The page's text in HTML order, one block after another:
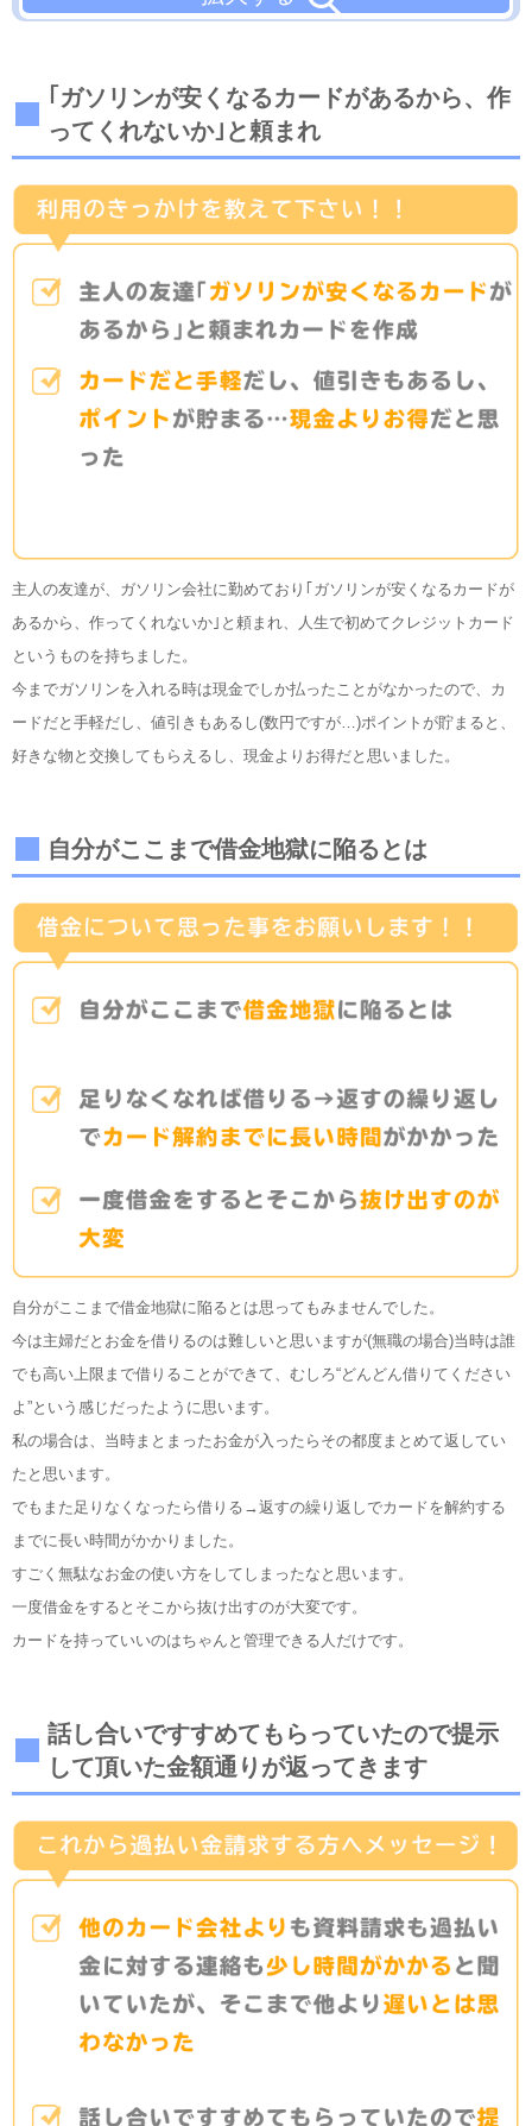
｢ガソリンが安くなるカードがあるから、作
ってくれないか｣と頼まれ
主人の友達が、ガソリン会社に勤めており｢ガソリンが安くなるカードが
あるから、作ってくれないか｣と頼まれ、人生で初めてクレジットカード
というものを持ちました。
今までガソリンを入れる時は現金でしか払ったことがなかったので、カ
ードだと手軽だし、値引きもあるし(数円ですが…)ポイントが貯まると、
好きな物と交換してもらえるし、現金よりお得だと思いました。
自分がここまで借金地獄に陥るとは
自分がここまで借金地獄に陥るとは思ってもみませんでした。
今は主婦だとお金を借りるのは難しいと思いますが(無職の場合)当時は誰
でも高い上限まで借りることができて、むしろ“どんどん借りてください
よ”という感じだったように思います。
私の場合は、当時まとまったお金が入ったらその都度まとめて返してい
たと思います。
でもまた足りなくなったら借りる→返すの繰り返しでカードを解約する
までに長い時間がかかりました。
すごく無駄なお金の使い方をしてしまったなと思います。
一度借金をするとそこから抜け出すのが大変です。
カードを持っていいのはちゃんと管理できる人だけです。
話し合いですすめてもらっていたので提示
して頂いた金額通りが返ってきます